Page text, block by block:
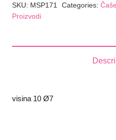
SKU: MSP171 Categories:
Proizvodi
visina 10 Ø7